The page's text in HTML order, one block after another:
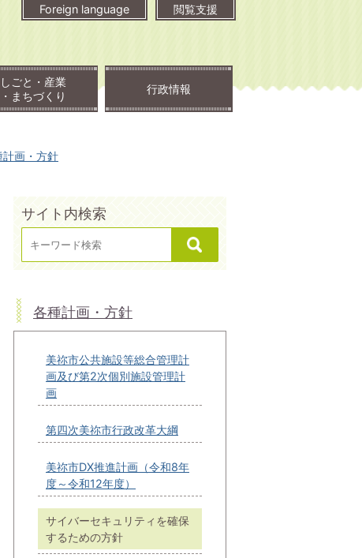
Foreign language 閲覧支援
しごと・産業
・まちづくり
行政情報
計画・方針
サイト内検索
各種計画・方針
美祢市公共施設等総合管理計
画及び第2次個別施設管理計
画
第四次美祢市行政改革大綱
美祢市DX推進計画（令和8年
度～令和12年度）
サイバーセキュリティを確保
するための方針